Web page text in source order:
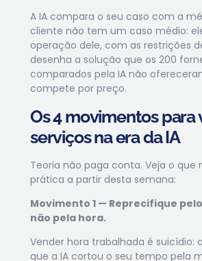
A IA compara o seu caso com a
cliente não tem um caso médio:
operação dele, com as restrições
desenha a solução que os 200
comparados pela IA não
compete por preço.
Os 4 movimentos para
serviços na era da IA
Teoria não paga conta. Veja o que
prática a partir desta semana:
Movimento 1 — Reprecifique
não pela hora.
Vender hora trabalhada é suicídio:
que a IA cortou o seu tempo pela